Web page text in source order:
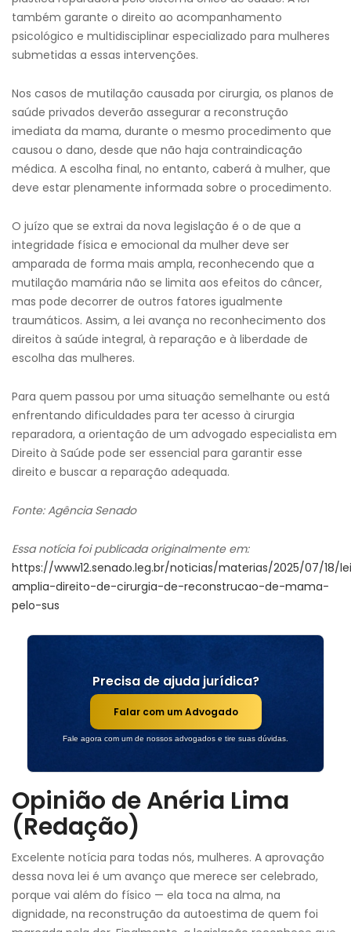
também garante o direito ao acompanhamento
psicológico e multidisciplinar especializado para mulheres
submetidas a essas intervenções.
Nos casos de mutilação causada por cirurgia, os planos de
saúde privados deverão assegurar a reconstrução
imediata da mama, durante o mesmo procedimento que
causou o dano, desde que não haja contraindicação
médica. A escolha final, no entanto, caberá à mulher, que
deve estar plenamente informada sobre o procedimento.
O juízo que se extrai da nova legislação é o de que a
integridade física e emocional da mulher deve ser
amparada de forma mais ampla, reconhecendo que a
mutilação mamária não se limita aos efeitos do câncer,
mas pode decorrer de outros fatores igualmente
traumáticos. Assim, a lei avança no reconhecimento dos
direitos à saúde integral, à reparação e à liberdade de
escolha das mulheres.
Para quem passou por uma situação semelhante ou está
enfrentando dificuldades para ter acesso à cirurgia
reparadora, a orientação de um advogado especialista em
Direito à Saúde pode ser essencial para garantir esse
direito e buscar a reparação adequada.
Fonte: Agência Senado
Essa notícia foi publicada originalmente em:
https://www12.senado.leg.br/noticias/materias/2025/07/18/
amplia-direito-de-cirurgia-de-reconstrucao-de-mama-
pelo-sus
Precisa de ajuda jurídica?
Falar com um Advogado
Fale agora com um de nossos advogados e tire suas dúvidas.
Opinião de Anéria Lima
(Redação)
Excelente notícia para todas nós, mulheres. A aprovação
dessa nova lei é um avanço que merece ser celebrado,
porque vai além do físico — ela toca na alma, na
dignidade, na reconstrução da autoestima de quem foi